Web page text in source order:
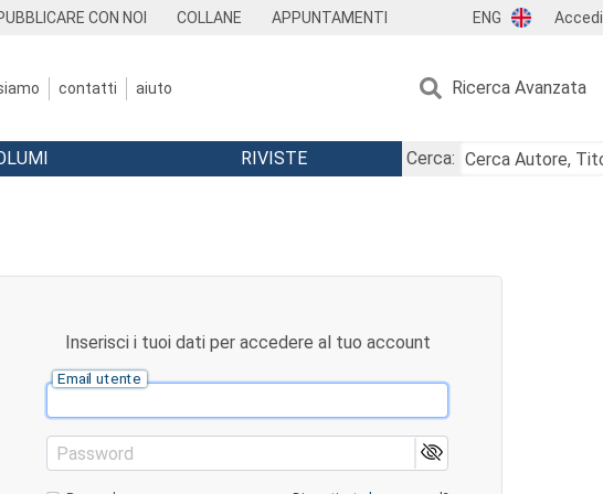
CON NOI COLLANE APPUNTAMENTI ENG Accedi
contatti aiuto Ricerca Avanzata
RIVISTE Cerca:
Inserisci i tuoi dati per accedere al tuo account
Email utente
Password